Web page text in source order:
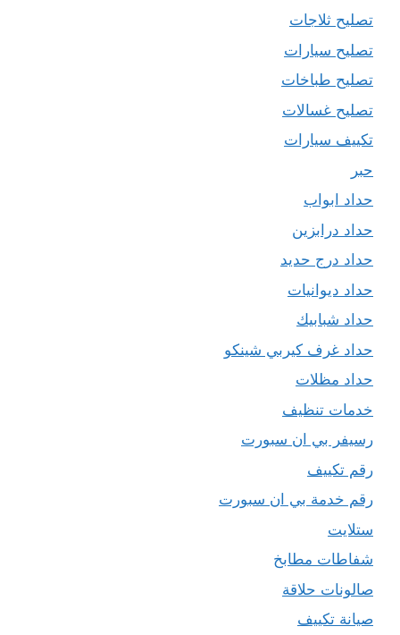
تصليح ثلاجات
تصليح سيارات
تصليح طباخات
تصليح غسالات
تكييف سيارات
حبر
حداد ابواب
حداد درابزين
حداد درج حديد
حداد ديوانيات
حداد شبابيك
حداد غرف كيربي شينكو
حداد مظلات
خدمات تنظيف
رسيفر بي ان سبورت
رقم تكييف
رقم خدمة بي ان سبورت
ستلايت
شفاطات مطابخ
صالونات حلاقة
صيانة تكييف